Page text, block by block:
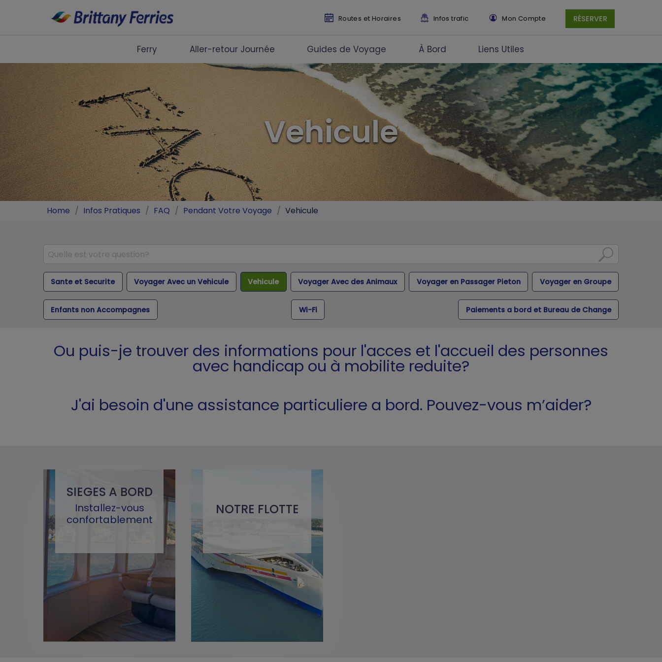
Routes et Horaires Infos trafic Mon Compte RÉSERVER
Ferry Aller-retour Journée Guides de Voyage À Bord Liens Utiles
Aller-retour Journée
Guides de Voyage
À Bord
Liens Utiles
Vehicule
Home / Infos Pratiques / FAQ / Pendant Votre Voyage / Vehicule
Sante et Securite Voyager Avec un Vehicule Vehicule Voyager Avec des Animaux Voyager en Passager Pieton Voyager en Groupe
Enfants non Accompagnes Wi-Fi Paiements a bord et Bureau de Change
Ou puis-je trouver des informations pour l'acces et l'accueil des personnes
avec handicap ou à mobilite reduite?
J'ai besoin d'une assistance particuliere a bord. Pouvez-vous m’aider?
SIEGES A BORD
Installez-vous
confortablement
NOTRE FLOTTE